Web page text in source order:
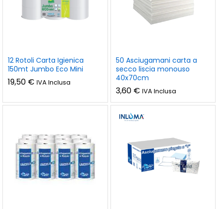
12 Rotoli Carta Igienica
150mt Jumbo Eco Mini
19,50 € IVA Inclusa
50 Asciugamani carta a
secco liscia monouso
40x70cm
3,60 € IVA Inclusa